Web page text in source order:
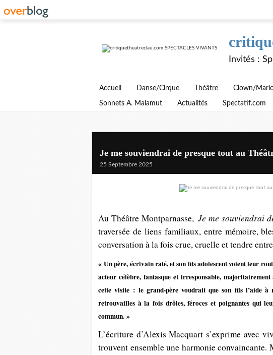
Invités :
Accueil Danse/Cirque Théâtre Clown/
Sonnets A. Malamut Actualités Spectatif.com
Je me souviendrai de presque tout au
25 Septembre 2025
Au Théâtre Montparnasse, Je me souviendrai
traversée de liens familiaux, entre mémoire,
conversation à la fois crue, cruelle et tendre
« Un père, écrivain raté, et son fils adolescent voient leur
acteur célèbre, fantasque et irresponsable,
cette visite : le grand-père voudrait que son fils l’aide à
retrouvailles à la fois drôles, féroces et poignantes qui
commun. »
L’écriture d’Alexis Macquart s’exprime avec
trouvent ensemble une harmonie